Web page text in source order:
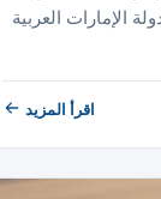
الإمارات العربية
اقرأ المزيد